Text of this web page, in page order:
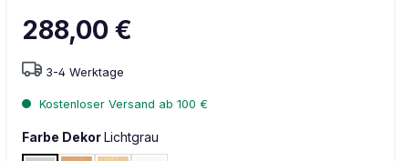
288,00 €
3-4 Werktage
Kostenloser Versand ab 100 €
Farbe DekorLichtgrau